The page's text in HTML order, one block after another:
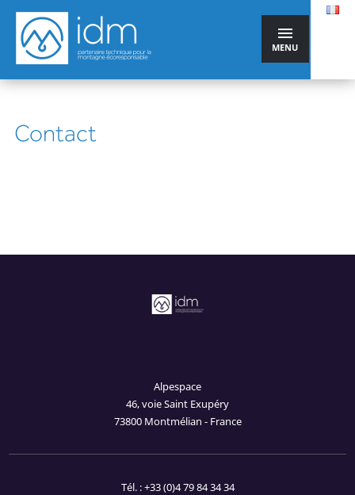
MENU
Contact
Alpespace
46, voie Saint Exupéry
73800 Montmélian - France
Tél. : +33 (0)4 79 84 34 34